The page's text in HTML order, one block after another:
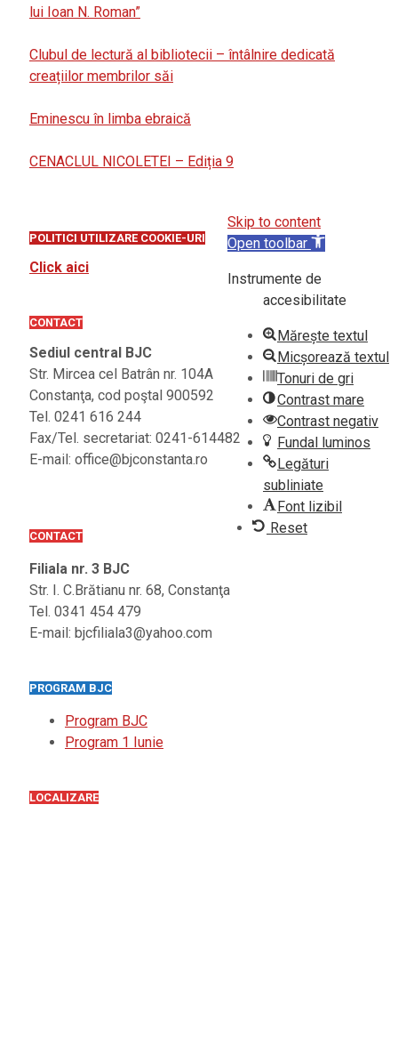
lui Ioan N. Roman”
Clubul de lectură al bibliotecii – întâlnire dedicată
creațiilor membrilor săi
Eminescu în limba ebraică
CENACLUL NICOLETEI – Ediția 9
POLITICI UTILIZARE COOKIE-URI
Click aici
CONTACT
Sediul central BJC
Str. Mircea cel Batrân nr. 104A
Constanţa, cod poştal 900592
Tel. 0241 616 244
Fax/Tel. secretariat: 0241-614482
E-mail: office@bjconstanta.ro
CONTACT
Filiala nr. 3 BJC
Str. I. C.Brătianu nr. 68, Constanţa
Tel. 0341 454 479
E-mail: bjcfiliala3@yahoo.com
PROGRAM BJC
Program BJC
Program 1 Iunie
LOCALIZARE
Skip to content
Open toolbar
Instrumente de
accesibilitate
Mărește textul
Micșorează textul
Tonuri de gri
Contrast mare
Contrast negativ
Fundal luminos
Legături
subliniate
Font lizibil
Reset